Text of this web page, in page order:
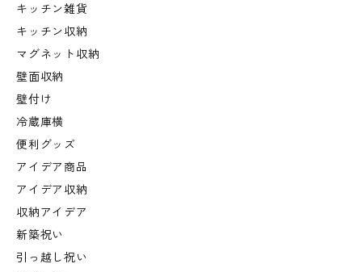
キッチン雑貨
キッチン収納
マグネット収納
壁面収納
壁付け
冷蔵庫横
便利グッズ
アイデア商品
アイデア収納
収納アイデア
新築祝い
引っ越し祝い